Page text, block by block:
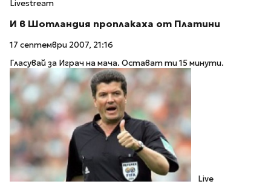
Livestream
И в Шотландия проплакаха от Платини
17 септември 2007, 21:16
Гласувай за Играч на мача. Остават ти 15 минути.
Live